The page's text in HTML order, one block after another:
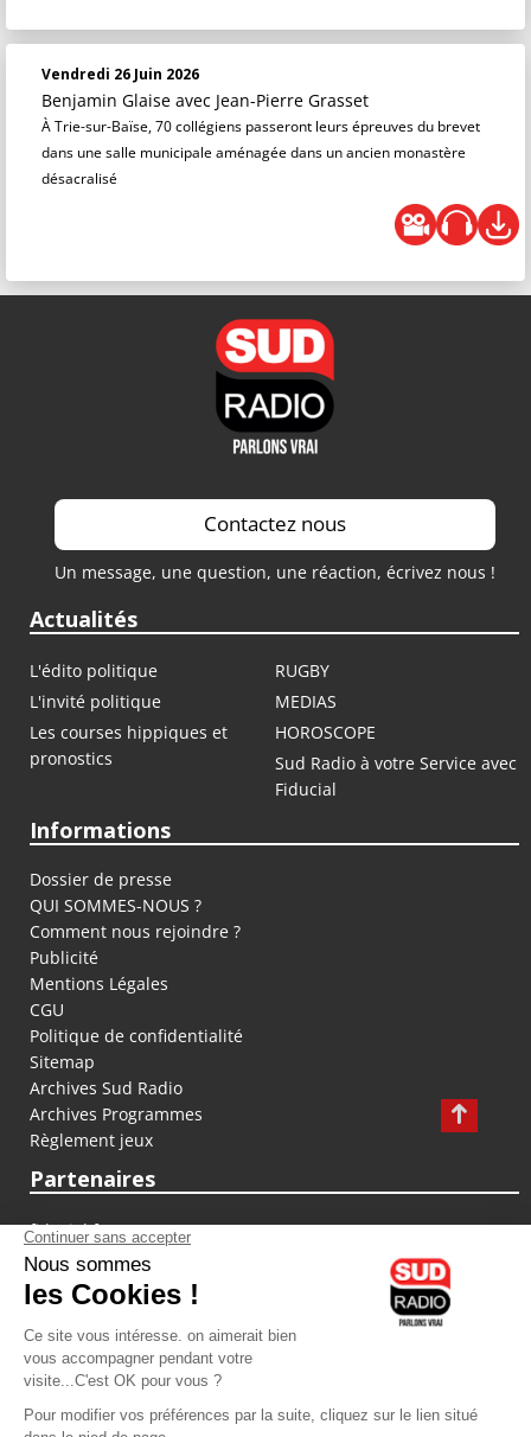
Vendredi 26 Juin 2026
Benjamin Glaise avec Jean-Pierre Grasset
À Trie-sur-Baïse, 70 collégiens passeront leurs épreuves du brevet
dans une salle municipale aménagée dans un ancien monastère
désacralisé
Contactez nous
Un message, une question, une réaction, écrivez nous !
Actualités
L'édito politique
RUGBY
L'invité politique
MEDIAS
Les courses hippiques et
pronostics
HOROSCOPE
Sud Radio à votre Service avec
Fiducial
Informations
Dossier de presse
QUI SOMMES-NOUS ?
Comment nous rejoindre ?
Publicité
Mentions Légales
CGU
Politique de confidentialité
Sitemap
Archives Sud Radio
Archives Programmes
Règlement jeux
Partenaires
fiducial.fr
lyoncapitale.fr
olympique-et-lyonnais.com
L'application Iphone / Android
Téléchargez l'application